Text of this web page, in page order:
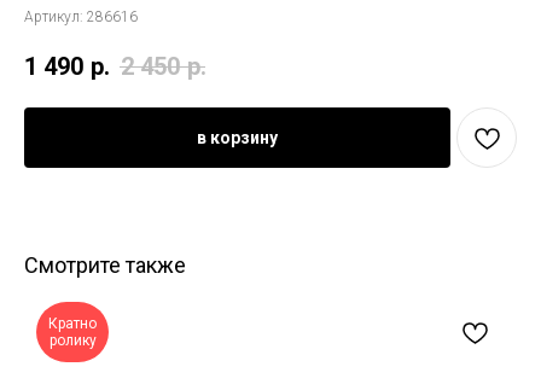
Артикул: 286616
1 490 р. 2 450 р.
в корзину
Смотрите также
Кратно
ролику